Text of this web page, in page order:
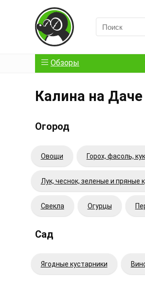
Обзоры
Калина на
Огород
Овощи Горох, фасоль,
Лук, чеснок, зеленые и пряные
Свекла Огурцы
Сад
Ягодные кустарники